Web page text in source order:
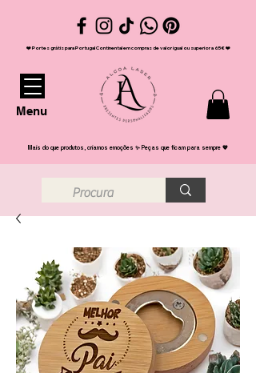
❤️ Portes grátis para Portugal Continental em compras de valor igual ou superior a 65€ ❤️
Menu
Mais do que produtos, criamos emoções ✨ Peças que ficam para sempre 💖